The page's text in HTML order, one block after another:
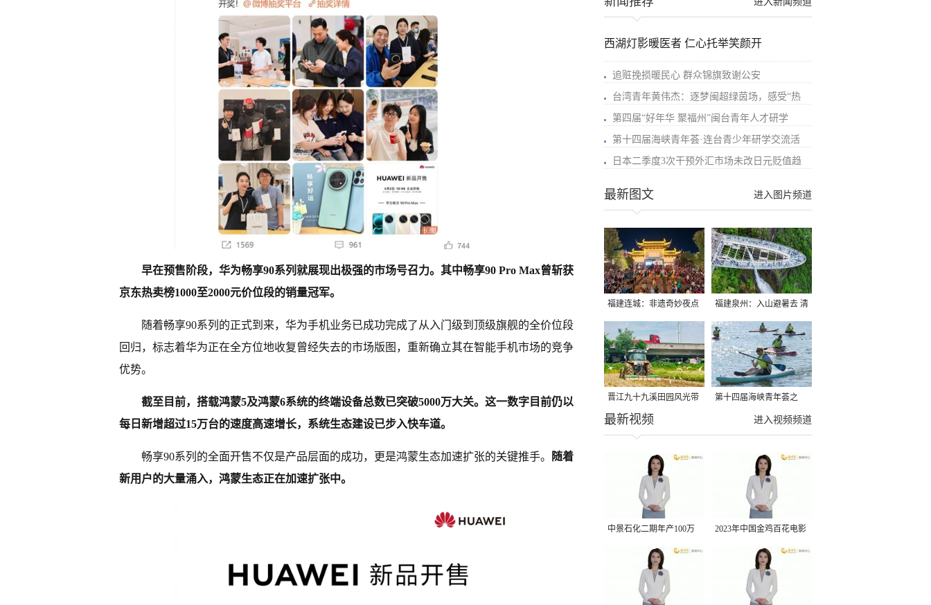
早在预售阶段，华为畅享90系列就展现出极强的市场号召力。其中畅享90 Pro Max曾斩获
京东热卖榜1000至2000元价位段的销量冠军。
随着畅享90系列的正式到来，华为手机业务已成功完成了从入门级到顶级旗舰的全价位段
回归，标志着华为正在全方位地收复曾经失去的市场版图，重新确立其在智能手机市场的竞争
优势。
截至目前，搭载鸿蒙5及鸿蒙6系统的终端设备总数已突破5000万大关。这一数字目前仍以
每日新增超过15万台的速度高速增长，系统生态建设已步入快车道。
畅享90系列的全面开售不仅是产品层面的成功，更是鸿蒙生态加速扩张的关键推手。
随着
新用户的大量涌入，鸿蒙生态正在加速扩张中。
西湖灯影暖医者 仁心托举笑颜开
追赃挽损暖民心 群众锦旗致谢公安
台湾青年黄伟杰：逐梦闽超绿茵场，感受“热
第四届“好年华 聚福州”闽台青年人才研学
第十四届海峡青年荟·连台青少年研学交流活
日本二季度3次干预外汇市场未改日元贬值趋
进入图片频道
最新图文
福建连城：非遗奇妙夜点
亮夏夜
福建泉州：入山避暑去 清
凉好惬意
晋江九十九溪田园风光带
千亩早稻迎来成熟收割季
第十四届海峡青年荟之
2026榕台青年大学生水上
进入视频频道
最新视频
中景石化二期年产100万
吨丙烷脱氢项目建成中交
2023年中国金鸡百花电影
节有福电影巡展31日启动